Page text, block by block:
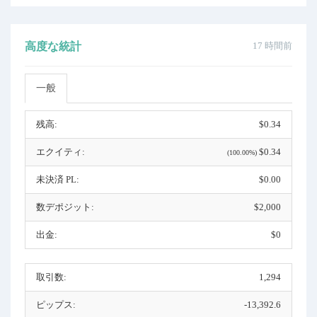
17 時間前
高度な統計
一般
残高: $0.34
エクイティ: (100.00%) $0.34
未決済 PL: $0.00
数デポジット: $2,000
出金: $0
取引数: 1,294
ピップス: -13,392.6